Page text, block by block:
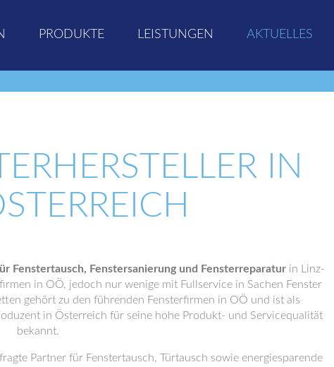
PRODUKTE LEISTUNGEN AKTUELLES
IN
Fenstertausch, Fenstersanierung und Fensterreparaturin Linz-
in OÖ, jedoch nur wenige mit Fullservice in Sachen Fenster
gehört zu den führenden Fensterfirmen in OÖ und ist als
in Österreich für seine hohe Produkt- und Servicequalität
bekannt.
Partner für Fenstertausch, Türtausch sowie energiesparende